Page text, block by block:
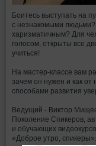
Боитесь выступать на
с незнакомыми
харизматичным? Для
голосом, открыты все
учиться!
На мастер-классе вам
зачем он нужен и как от
способами развития
Ведущий - Виктор
Поколение Спикеров,
и обучающих
«Доброе утро, спикеры».